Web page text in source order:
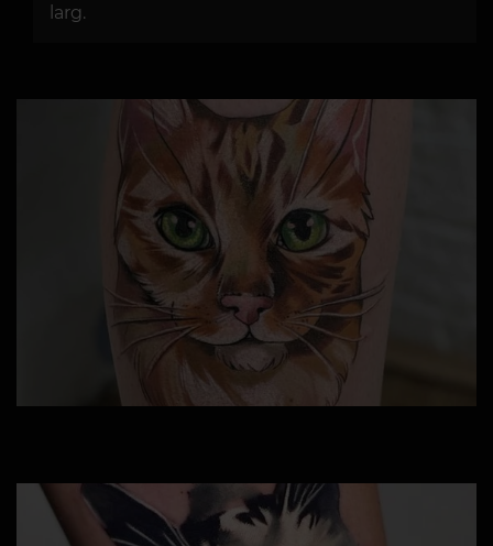
larg.